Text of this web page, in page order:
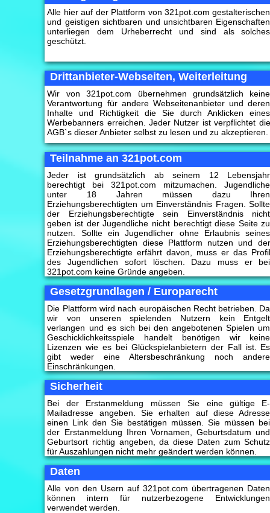
Alle hier auf der Plattform von 321pot.com gestalterischen
und geistigen sichtbaren und unsichtbaren Eigenschaften
unterliegen dem Urheberrecht und sind als solches
geschützt.
Drittanbieter-Webseiten, Weiterleitung
Wir von 321pot.com übernehmen grundsätzlich keine
Verantwortung für andere Webseitenanbieter und deren
Inhalte und Richtigkeit die Sie durch Anklicken eines
Werbebanners erreichen. Jeder Nutzer ist verpflichtet die
AGB`s dieser Anbieter selbst zu lesen und zu akzeptieren.
Teilnahme an 321pot.com
Jeder ist grundsätzlich ab seinem 12 Lebensjahr
berechtigt bei 321pot.com mitzumachen. Jugendliche
unter 18 Jahren müssen dazu Ihren
Erziehungsberechtigten um Einverständnis Fragen. Sollte
der Erziehungsberechtigte sein Einverständnis nicht
geben ist der Jugendliche nicht berechtigt diese Seite zu
nutzen. Sollte ein Jugendlicher ohne Erlaubnis seines
Erziehungsberechtigten diese Plattform nutzen und der
Erziehungsberechtigte erfährt davon, muss er das Profil
des Jugendlichen sofort löschen. Dazu muss er bei
321pot.com keine Gründe angeben.
Gesetzgrundlagen / Europarecht
Die Plattform wird nach europäischen Recht betrieben. Da
wir von unseren spielenden Nutzern kein Entgelt
verlangen und es sich bei den angebotenen Spielen um
Geschicklichkeitsspiele handelt benötigen wir keine
Lizenzen wie es bei Glückspielanbietern der Fall ist. Es
gibt weder eine Altersbeschränkung noch andere
Einschränkungen.
Sicherheit
Bei der Erstanmeldung müssen Sie eine gültige E-
Mailadresse angeben. Sie erhalten auf diese Adresse
einen Link den Sie bestätigen müssen. Sie müssen bei
der Erstanmeldung Ihren Vornamen, Geburtsdatum und
Geburtsort richtig angeben, da diese Daten zum Schutz
für Auszahlungen nicht mehr geändert werden können.
Daten
Alle von den Usern auf 321pot.com übertragenen Daten
können intern für nutzerbezogene Entwicklungen
verwendet werden.